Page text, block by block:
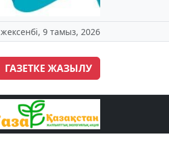
жексенбі, 9 тамыз, 2026
ГАЗЕТКЕ ЖАЗЫЛУ